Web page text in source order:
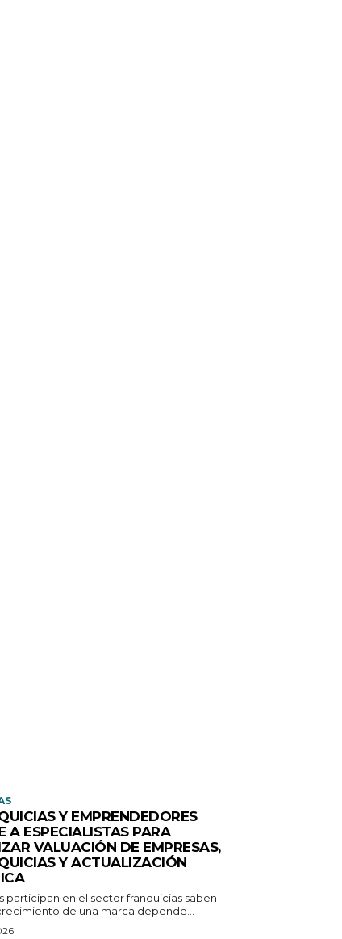
Y EMPRENDEDORES
A ESPECIALISTAS PARA
VALUACIÓN DE EMPRESAS,
Y ACTUALIZACIÓN
participan en el sector franquicias saben
de una marca depende...